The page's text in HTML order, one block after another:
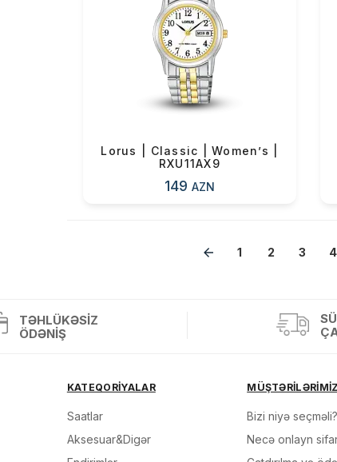
Lorus | Classic | Women’s |
RXU11AX9
149 AZN
1 2 3 4
TƏHLÜKƏSIZ
ÖDƏNIŞ
KATEQORİYALAR
Saatlar
Aksesuar&Digər
Bizi niyə seçməli?
Necə onlayn